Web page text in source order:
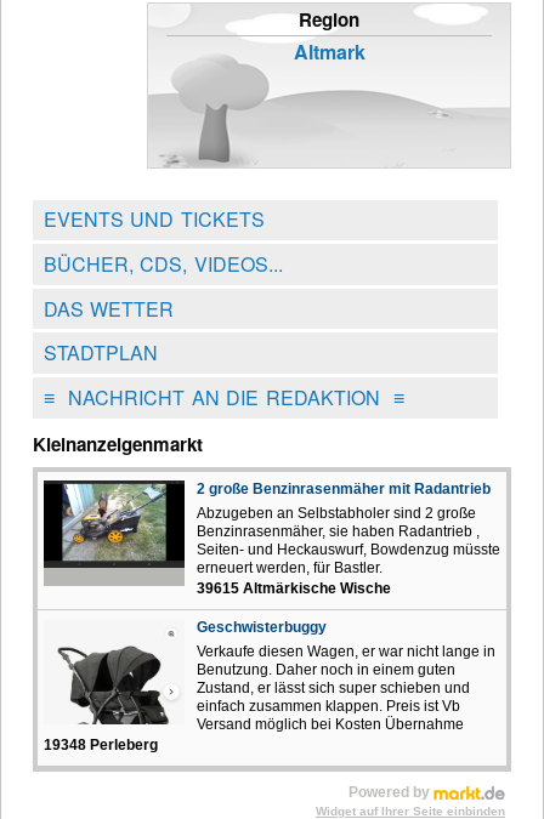
Region
Altmark
EVENTS UND TICKETS
BÜCHER, CDS, VIDEOS...
DAS WETTER
STADTPLAN
≡NACHRICHT AN DIE REDAKTION ≡
Kleinanzeigenmarkt
2 große Benzinrasenmäher mit Radantrieb
Abzugeben an Selbstabholer sind 2 große
Benzinrasenmäher, sie haben Radantrieb ,
Seiten- und Heckauswurf, Bowdenzug müsste
erneuert werden, für Bastler.
39615 Altmärkische Wische
Geschwisterbuggy
Verkaufe diesen Wagen, er war nicht lange in
Benutzung. Daher noch in einem guten
Zustand, er lässt sich super schieben und
einfach zusammen klappen. Preis ist Vb
Versand möglich bei Kosten Übernahme
19348 Perleberg
Powered by
Widget auf Ihrer Seite einbinden